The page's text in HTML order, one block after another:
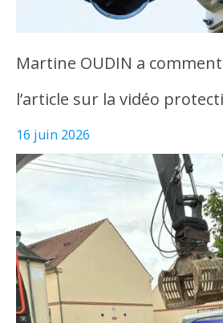
Martine OUDIN a
l’article sur la vidéo
16 juin 2026